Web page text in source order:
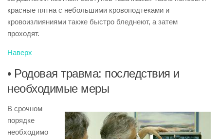
красные пятна с небольшими кровоподтеками и
кровоизлияниями также быстро бледнеют, а затем
проходят.
Наверх
• Родовая травма: последствия и
необходимые меры
В срочном
порядке
необходимо